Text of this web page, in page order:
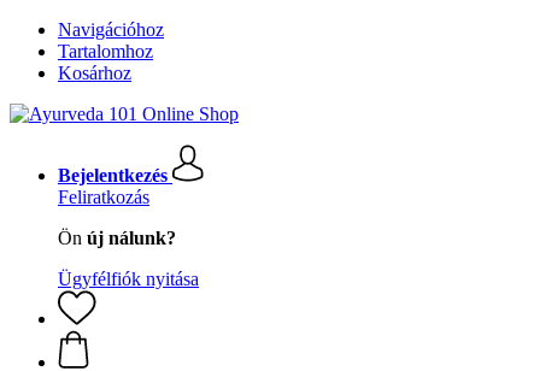
Navigációhoz
Tartalomhoz
Kosárhoz
Bejelentkezés
Feliratkozás
Ön új nálunk?
Ügyfélfiók nyitása